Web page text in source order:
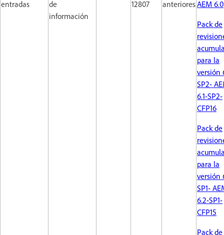
entradas
de
información
12807 anterioresAEM 6.0
Pack de
para la
versión
SP2-
6.1-SP2-
CFP16
Pack de
para la
versión
SP1-
6.2-SP1-
CFP15
Pack de